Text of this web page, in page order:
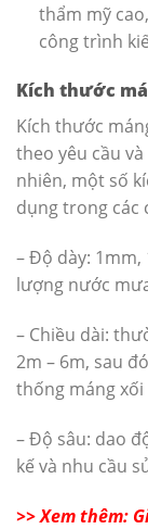
thẩm mỹ
công trình
Kích thước
Kích thước
theo yêu cầu
nhiên, một số
dụng trong các
– Độ dày:
lượng nước
– Chiều dài:
2m – 6m, sau
thống máng xối
– Độ sâu: dao
kế và nhu cầu
>> Xem thêm: